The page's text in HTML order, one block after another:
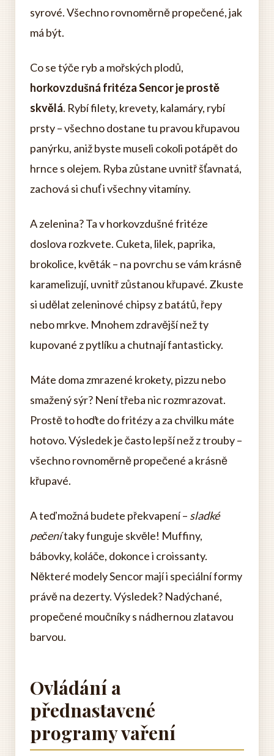
syrové. Všechno rovnoměrně propečené, jak
má být.
Co se týče ryb a mořských plodů,
horkovzdušná fritéza Sencor je prostě
skvělá. Rybí filety, krevety, kalamáry, rybí
prsty – všechno dostane tu pravou křupavou
panýrku, aniž byste museli cokoli potápět do
hrnce s olejem. Ryba zůstane uvnitř šťavnatá,
zachová si chuť i všechny vitamíny.
A zelenina? Ta v horkovzdušné fritéze
doslova rozkvete. Cuketa, lilek, paprika,
brokolice, květák – na povrchu se vám krásně
karamelizují, uvnitř zůstanou křupavé. Zkuste
si udělat zeleninové chipsy z batátů, řepy
nebo mrkve. Mnohem zdravější než ty
kupované z pytlíku a chutnají fantasticky.
Máte doma zmrazené krokety, pizzu nebo
smažený sýr? Není třeba nic rozmrazovat.
Prostě to hoďte do fritézy a za chvilku máte
hotovo. Výsledek je často lepší než z trouby –
všechno rovnoměrně propečené a krásně
křupavé.
A teď možná budete překvapení – sladké
pečenítaky funguje skvěle! Muffiny,
bábovky, koláče, dokonce i croissanty.
Některé modely Sencor mají i speciální formy
právě na dezerty. Výsledek? Nadýchané,
propečené moučníky s nádhernou zlatavou
barvou.
Ovládání a
přednastavené
programy vaření